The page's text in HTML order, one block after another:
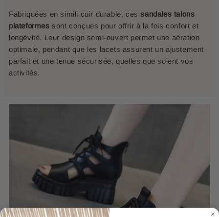
Fabriquées en simili cuir durable, cessandales talons
plateformes sont conçues pour offrir à la fois confort et
longévité. Leur design semi-ouvert permet une aération
optimale, pendant que les lacets assurent un ajustement
parfait et une tenue sécurisée, quelles que soient vos
activités.